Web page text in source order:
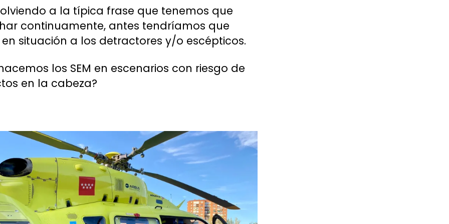
a la típica frase que tenemos que
continuamente, antes tendríamos que
situación a los detractores y/o escépticos.
los SEM en escenarios con riesgo de
en la cabeza?